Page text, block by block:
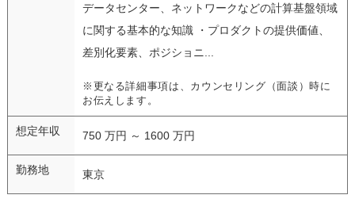
データセンター、ネットワークなどの計算基盤領域
に関する基本的な知識 ・プロダクトの提供価値、
差別化要素、ポジショニ...
※更なる詳細事項は、カウンセリング（面談）時に
お伝えします。
想定年収 750 万円 ～ 1600 万円
勤務地 東京